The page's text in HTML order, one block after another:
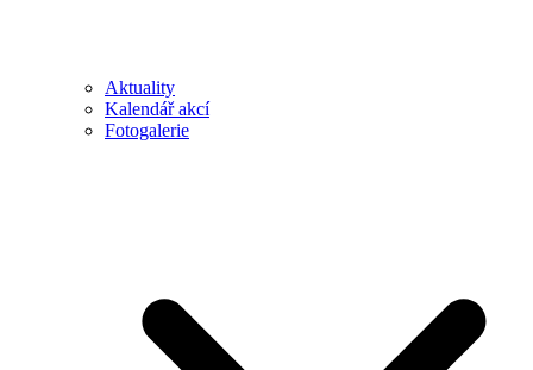
Aktuality
Kalendář akcí
Fotogalerie